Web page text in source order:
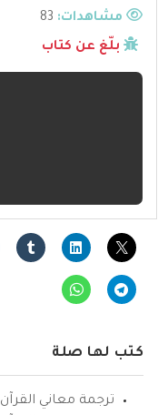
مشاهدات:
بلّغ عن كتاب
كتب لها صلة
ترجمة معاني القرآن